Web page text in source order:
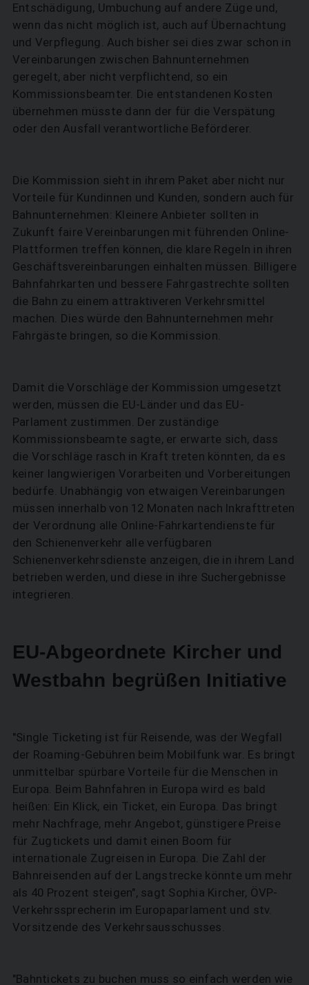
Entschädigung, Umbuchung auf andere Züge und,
wenn das nicht möglich ist, auch auf Übernachtung
und Verpflegung. Auch bisher sei dies zwar schon in
Vereinbarungen zwischen Bahnunternehmen
geregelt, aber nicht verpflichtend, so ein
Kommissionsbeamter. Die entstandenen Kosten
übernehmen müsste dann der für die Verspätung
oder den Ausfall verantwortliche Beförderer.
Die Kommission sieht in ihrem Paket aber nicht nur
Vorteile für Kundinnen und Kunden, sondern auch für
Bahnunternehmen: Kleinere Anbieter sollten in
Zukunft faire Vereinbarungen mit führenden Online-
Plattformen treffen können, die klare Regeln in ihren
Geschäftsvereinbarungen einhalten müssen. Billigere
Bahnfahrkarten und bessere Fahrgastrechte sollten
die Bahn zu einem attraktiveren Verkehrsmittel
machen. Dies würde den Bahnunternehmen mehr
Fahrgäste bringen, so die Kommission.
Damit die Vorschläge der Kommission umgesetzt
werden, müssen die EU-Länder und das EU-
Parlament zustimmen. Der zuständige
Kommissionsbeamte sagte, er erwarte sich, dass
die Vorschläge rasch in Kraft treten könnten, da es
keiner langwierigen Vorarbeiten und Vorbereitungen
bedürfe. Unabhängig von etwaigen Vereinbarungen
müssen innerhalb von 12 Monaten nach Inkrafttreten
der Verordnung alle Online-Fahrkartendienste für
den Schienenverkehr alle verfügbaren
Schienenverkehrsdienste anzeigen, die in ihrem Land
betrieben werden, und diese in ihre Suchergebnisse
integrieren.
EU-Abgeordnete Kircher und
Westbahn begrüßen Initiative
"Single Ticketing ist für Reisende, was der Wegfall
der Roaming-Gebühren beim Mobilfunk war. Es bringt
unmittelbar spürbare Vorteile für die Menschen in
Europa. Beim Bahnfahren in Europa wird es bald
heißen: Ein Klick, ein Ticket, ein Europa. Das bringt
mehr Nachfrage, mehr Angebot, günstigere Preise
für Zugtickets und damit einen Boom für
internationale Zugreisen in Europa. Die Zahl der
Bahnreisenden auf der Langstrecke könnte um mehr
als 40 Prozent steigen", sagt Sophia Kircher, ÖVP-
Verkehrssprecherin im Europaparlament und stv.
Vorsitzende des Verkehrsausschusses.
"Bahntickets zu buchen muss so einfach werden wie
SUCHEN